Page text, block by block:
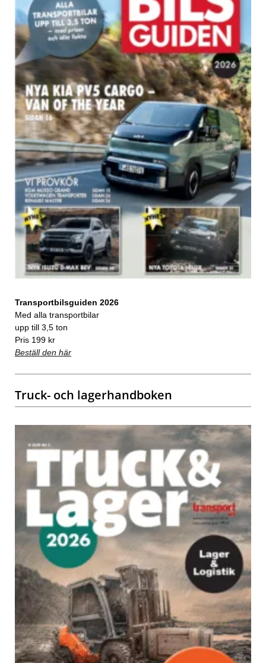
Transportbilsguiden 2026
Med alla transportbilar
upp till 3,5 ton
Pris 199 kr
Beställ den här
Truck- och lagerhandboken